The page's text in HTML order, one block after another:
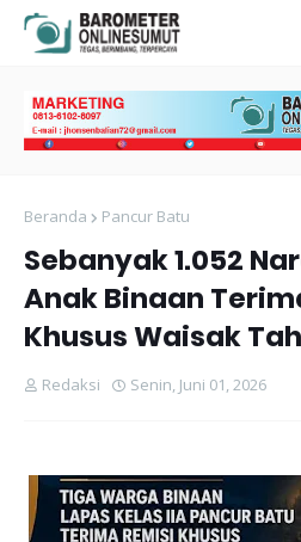
Beranda Pancur Batu
Sebanyak 1.052
Anak Binaan
Khusus Waisak
Redaksi Senin, Juni 01, 2026